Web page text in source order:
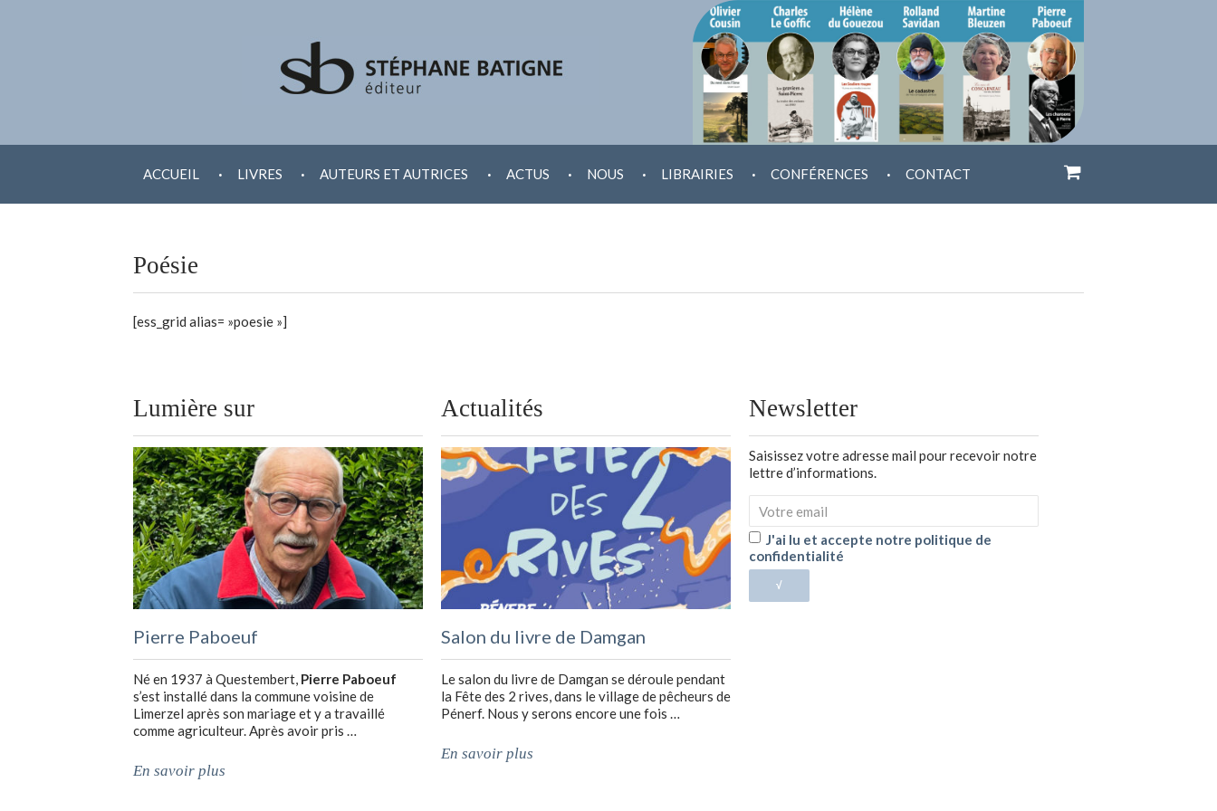
AU
ACCUEIL . LIVRES . AUTEURS ET AUTRICES . ACTUS . NOUS . LIBRAIRIES . CONFÉRENCES . CONTACT
Poésie
[ess_grid alias= »poesie »]
Lumière sur
Pierre Paboeuf
Né en 1937 à Questembert, Pierre Paboeuf
s’est installé dans la commune voisine de
Limerzel après son mariage et y a travaillé
comme agriculteur. Après avoir pris …
En savoir plus
Actualités
Salon du livre de Damgan
Le salon du livre de Damgan se déroule pendant
la Fête des 2 rives, dans le village de pêcheurs de
Pénerf. Nous y serons encore une fois …
En savoir plus
Newsletter
Saisissez votre adresse mail pour recevoir notre
lettre d’informations.
J'ai lu et accepte notre politique de
confidentialité
√